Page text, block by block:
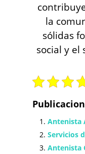
la
sólidas
social y el
Antenista
Servicios
Antenista